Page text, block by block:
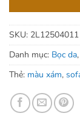
SKU: 2L12504011
Danh mục: Bọc da,
Thẻ: màu xám,